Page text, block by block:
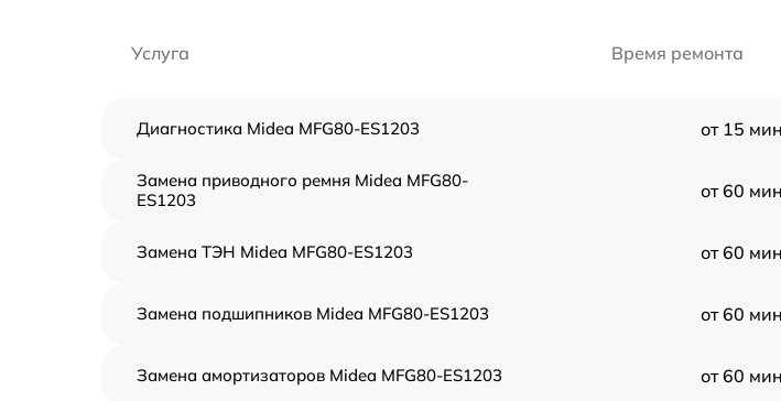
Услуга Время ремонта
Диагностика Midea MFG80-ES1203 от 15 мин
Замена приводного ремня Midea MFG80-
ES1203
от 60 мин
Замена ТЭН Midea MFG80-ES1203 от 60 мин
Замена подшипников Midea MFG80-ES1203 от 60 мин
Замена амортизаторов Midea MFG80-ES1203 от 60 мин